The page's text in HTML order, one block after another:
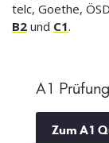
telc, Goethe,
B2 und C1.
A1
Zum A1